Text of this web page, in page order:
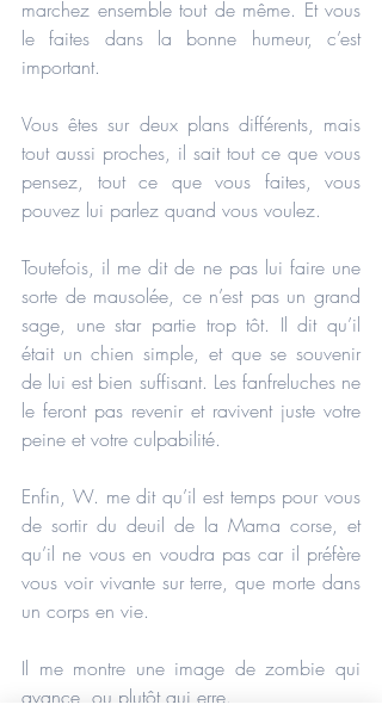
marchez ensemble tout de même. Et vous
le faites dans la bonne humeur, c’est
important.
Vous êtes sur deux plans différents, mais
tout aussi proches, il sait tout ce que vous
pensez, tout ce que vous faites, vous
pouvez lui parlez quand vous voulez.
Toutefois, il me dit de ne pas lui faire une
sorte de mausolée, ce n’est pas un grand
sage, une star partie trop tôt. Il dit qu’il
était un chien simple, et que se souvenir
de lui est bien suffisant. Les fanfreluches ne
le feront pas revenir et ravivent juste votre
peine et votre culpabilité.
Enfin, W. me dit qu’il est temps pour vous
de sortir du deuil de la Mama corse, et
qu’il ne vous en voudra pas car il préfère
vous voir vivante sur terre, que morte dans
un corps en vie.
Il me montre une image de zombie qui
avance, ou plutôt qui erre.